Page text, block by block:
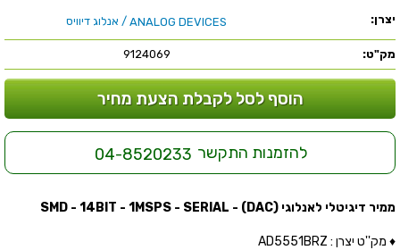
יצרן: ANALOG DEVICES / אנלוג דיוויס
מק"ט: 9124069
הוסף לסל לקבלת הצעת מחיר
להזמנות התקשר 04-8520233
ממיר דיגיטלי לאנלוגי (SMD - 14BIT - 1MSPS - SERIAL - (DAC
♦ מק''ט יצרן : AD5551BRZ